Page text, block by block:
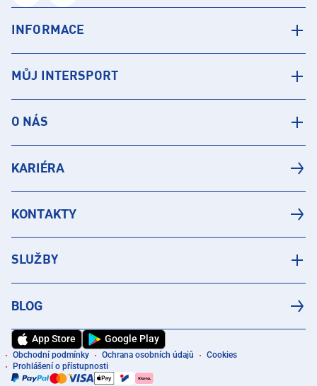
INFORMACE
MŮJ INTERSPORT
O NÁS
KARIÉRA
KONTAKTY
SLUŽBY
BLOG
App Store Google Play
Obchodní podmínky Ochrana osobních údajů
Cookies
Prohlášení o přístupnosti